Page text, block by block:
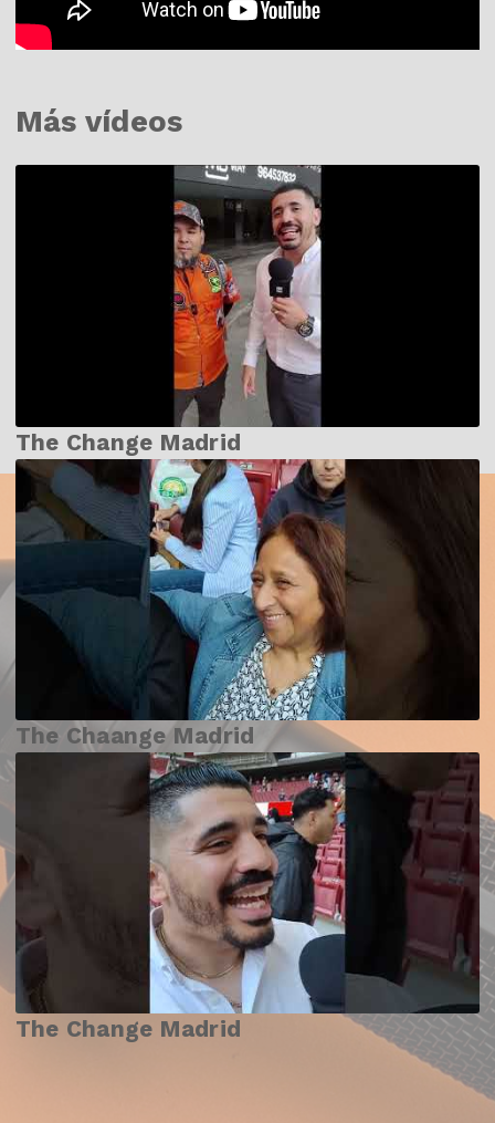
Más vídeos
The Change Madrid
The Chaange Madrid
The Change Madrid